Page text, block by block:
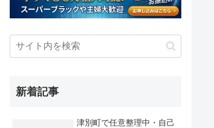
新着記事
津別町で任意整理中・自己